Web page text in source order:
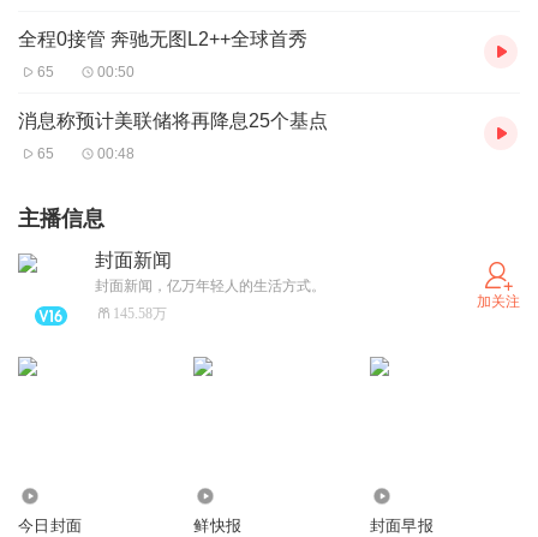
平台还是小企业，只要屡教不改就定期曝光、关停整改，以
打广告当然没毛病，但生拉硬拽实在难看。购物网站与APP
运营方都要认清，诚信与服务才是立身之本。变着法子给用
全程0接管 奔驰无图L2++全球首秀
65 00:50
消息称预计美联储将再降息25个基点
65 00:48
主播信息
封面新闻
封面新闻，亿万年轻人的生活方式。
145.58万
加关注
今日封面 鲜快报 封面早报